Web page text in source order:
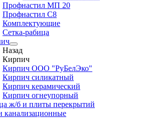
Профнастил МП 20
Профнастил С8
Комплектующие
Сетка-рабица
Назад
Кирпич
Кирпич ООО "РуБелЭко"
Кирпич силикатный
Кирпич керамический
Кирпич огнеупорный
ж/б и плиты перекрытий
канализационные